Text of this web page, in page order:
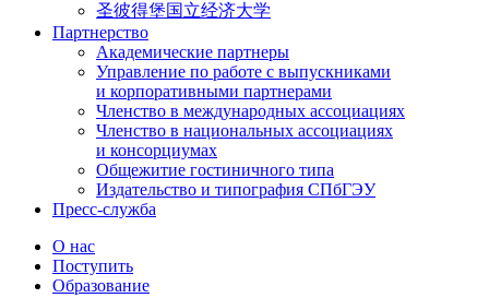
圣彼得堡国立经济大学
Партнерство
Академические партнеры
Управление по работе с выпускниками
и корпоративными партнерами
Членство в международных ассоциациях
Членство в национальных ассоциациях
и консорциумах
Общежитие гостиничного типа
Издательство и типография СПбГЭУ
Пресс-служба
О нас
Поступить
Образование